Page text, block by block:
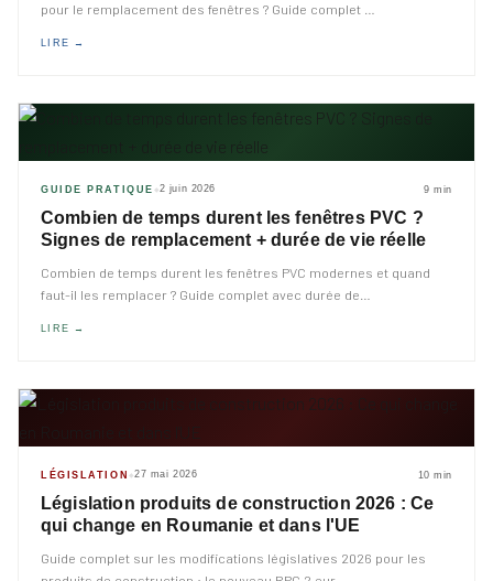
pour le remplacement des fenêtres ? Guide complet
LIRE →
GUIDE PRATIQUE ◆2 juin 2026 9 min
Combien de temps durent les fenêtres PVC ?
Signes de remplacement + durée de vie réelle
Combien de temps durent les fenêtres PVC modernes et quand
faut-il les remplacer ? Guide complet avec durée de
LIRE →
LÉGISLATION ◆27 mai 2026 10 min
Législation produits de construction 2026 : Ce
qui change en Roumanie et dans l'UE
Guide complet sur les modifications législatives 2026 pour les